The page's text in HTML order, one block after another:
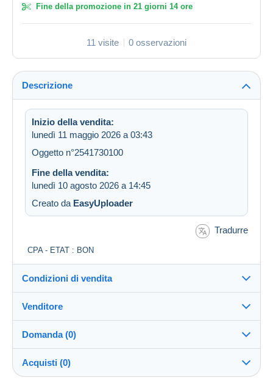
Fine della promozione in 21 giorni 14 ore
11 visite 0 osservazioni
Descrizione
Inizio della vendita:
lunedì 11 maggio 2026 a 03:43
Oggetto n°2541730100
Fine della vendita:
lunedì 10 agosto 2026 a 14:45
Creato da EasyUploader
Tradurre
CPA - ETAT : BON
Condizioni di vendita
Spedizione dopo il pagamento entro 5 giorni
Venditore
stabilo100%(54658x)
PRO
Negozio
Domanda (0)
Acquisti (0)